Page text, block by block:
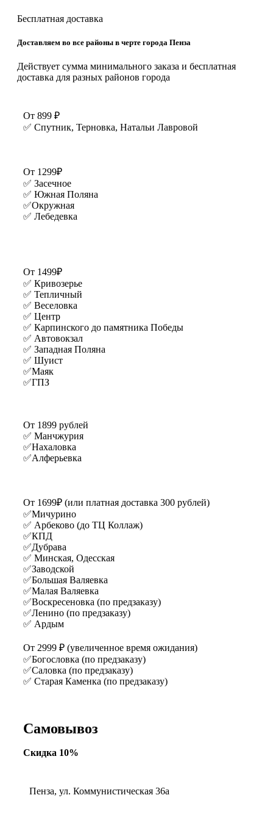
Бесплатная доставка
Доставляем во все районы в черте города Пенза
Действует сумма минимального заказа и бесплатная
доставка для разных районов города
От 899 ₽
✅ Спутник, Терновка, Натальи Лавровой
От 1299₽
✅ Засечное
✅ Южная Поляна
✅Окружная
✅ Лебедевка
От 1499₽
✅ Кривозерье
✅ Тепличный
✅ Веселовка
✅ Центр
✅ Карпинского до памятника Победы
✅ Автовокзал
✅ Западная Поляна
✅ Шуист
✅Маяк
✅ГПЗ
От 1899 рублей
✅ Манчжурия
✅Нахаловка
✅Алферьевка
От 1699₽ (или платная доставка 300 рублей)
✅Мичурино
✅ Арбеково (до ТЦ Коллаж)
✅КПД
✅Дубрава
✅ Минская, Одесская
✅Заводской
✅Большая Валяевка
✅Малая Валяевка
✅Воскресеновка (по предзаказу)
✅Ленино (по предзаказу)
✅ Ардым
От 2999 ₽ (увеличенное время ожидания)
✅Богословка (по предзаказу)
✅Саловка (по предзаказу)
✅ Старая Каменка (по предзаказу)
Самовывоз
Скидка 10%
Пенза, ул. Коммунистическая 36а